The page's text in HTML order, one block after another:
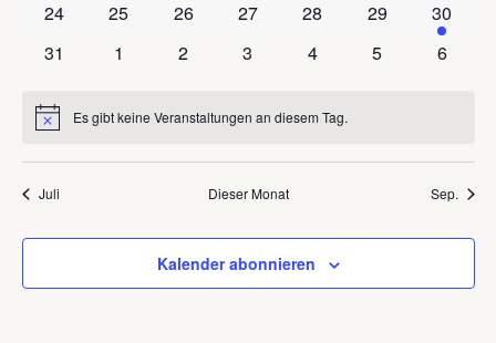
0 Veranstaltungen
24 0 Veranstaltungen
25 0 Veranstaltungen
26 0 Veranstaltungen
27 0 Veranstaltungen
28 0
29 1
30
0 Veranstaltungen
31 0 Veranstaltungen
1 0 Veranstaltungen
2 0 Veranstaltungen
3 0 Veranstaltungen
4 0
5 0
6
HinweisEs gibt keine Veranstaltungen an diesem Tag.
Juli Dieser Monat Sep.
Kalender abonnieren